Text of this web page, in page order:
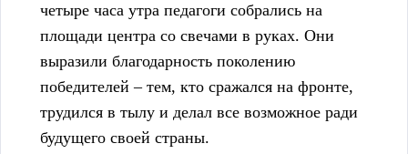
четыре часа утра педагоги собрались на
площади центра со свечами в руках. Они
выразили благодарность поколению
победителей – тем, кто сражался на фронте,
трудился в тылу и делал все возможное ради
будущего своей страны.